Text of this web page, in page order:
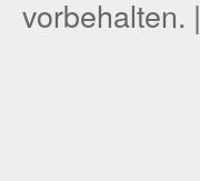
vorbehalten. |